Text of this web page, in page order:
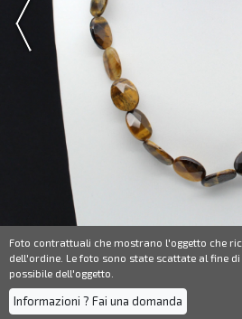
Foto contrattuali che mostrano l'oggetto che
dell'ordine. Le foto sono state scattate al fine
possibile dell'oggetto.
Informazioni ? Fai una domanda